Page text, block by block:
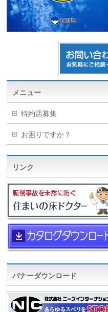
メニュー
特約店募集
お困りですか？
リンク
バナーダウンロード